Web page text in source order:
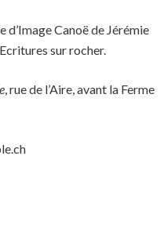
Canoë de Jérémie
sur rocher.
, rue de l’Aire, avant la Ferme